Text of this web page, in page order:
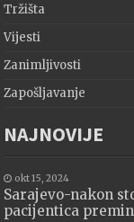
Tržišta
Vijesti
Zanimljivosti
Zapošljavanje
NAJNOVIJE
okt 15, 2024
Sarajevo-nakon
pacijentica